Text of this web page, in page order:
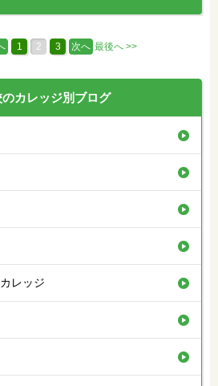
1 2 3 次へ 最後へ >>
のカレッジ別ブログ
レッジ